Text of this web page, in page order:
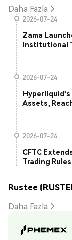
Daha Fazla
2026-07-24
Zama
Institutional
2026-07-24
Hyperliquid's
Assets,
2026-07-24
CFTC
Trading
Rustee
Daha Fazla